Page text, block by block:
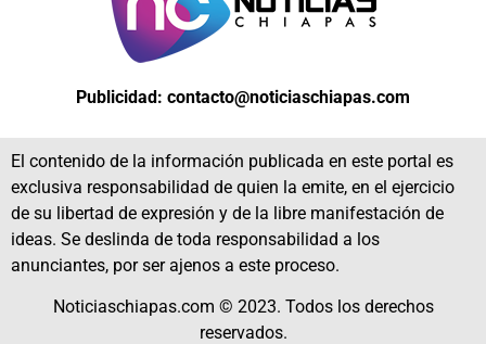
Publicidad: contacto@noticiaschiapas.com
El contenido de la información publicada en este portal es
exclusiva responsabilidad de quien la emite, en el ejercicio
de su libertad de expresión y de la libre manifestación de
ideas. Se deslinda de toda responsabilidad a los
anunciantes, por ser ajenos a este proceso.
Noticiaschiapas.com © 2023. Todos los derechos
reservados.